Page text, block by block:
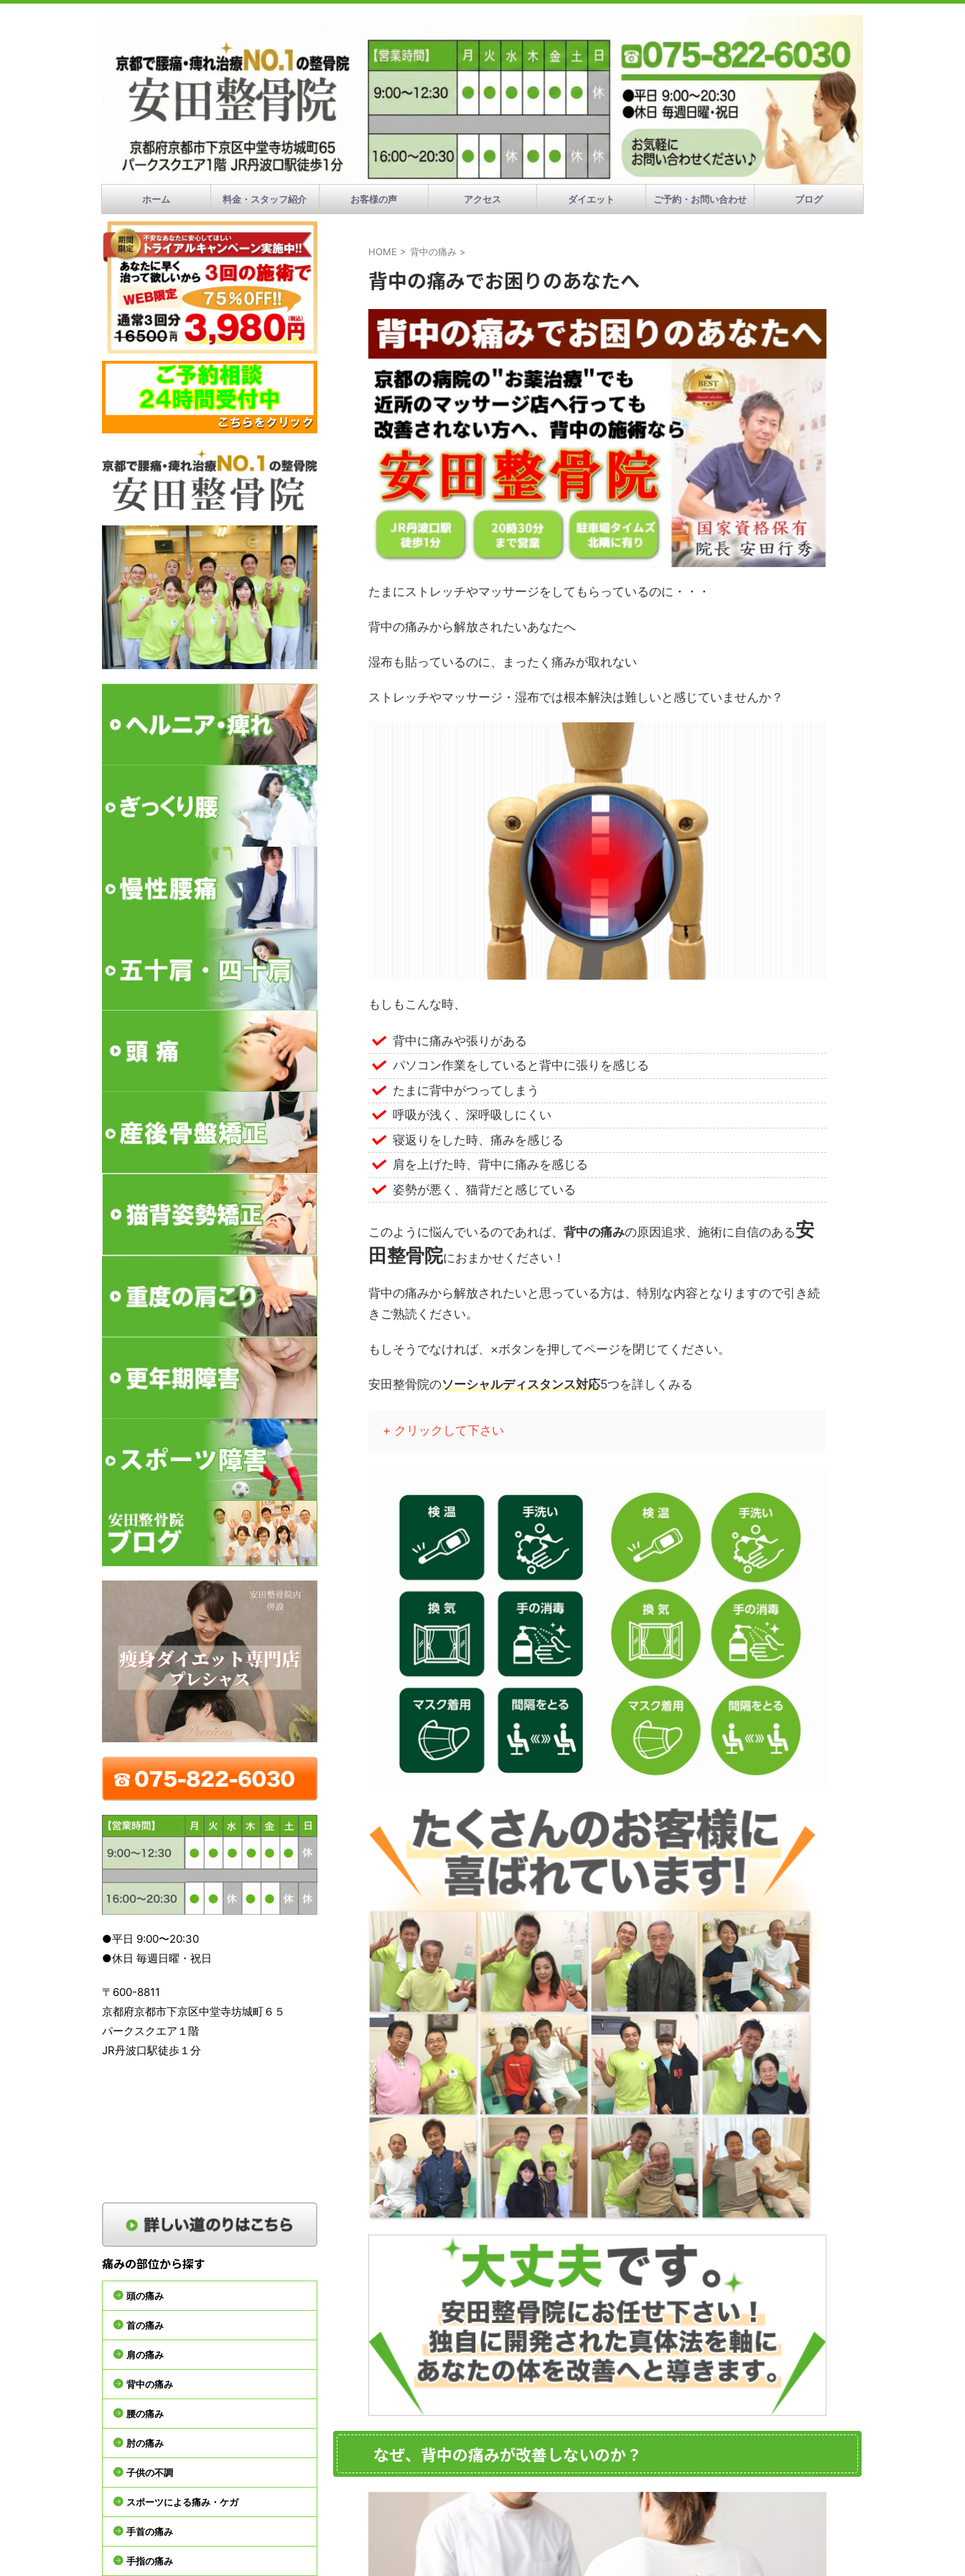
ホーム 料金・スタッフ紹介 お客様の声 アクセス ダイエット ご予約・お問い合わせ ブログ
HOME > 背中の痛み >
背中の痛みでお困りのあなたへ
たまにストレッチやマッサージをしてもらっているのに・・・
背中の痛みから解放されたいあなたへ
湿布も貼っているのに、まったく痛みが取れない
ストレッチやマッサージ・湿布では根本解決は難しいと感じていませんか？
もしもこんな時、
背中に痛みや張りがある
パソコン作業をしていると背中に張りを感じる
たまに背中がつってしまう
呼吸が浅く、深呼吸しにくい
寝返りをした時、痛みを感じる
肩を上げた時、背中に痛みを感じる
姿勢が悪く、猫背だと感じている
このように悩んでいるのであれば、 背中の痛みの原因追求、施術に自信のある安
田整骨院におまかせください！
背中の痛みから解放されたいと思っている方は、特別な内容となりますので引き続
きご熟読ください。
もしそうでなければ、×ボタンを押してページを閉じてください。
安田整骨院のソーシャルディスタンス対応5つを詳しくみる
+ クリックして下さい
なぜ、背中の痛みが改善しないのか？
●平日 9:00〜20:30
●休日 毎週日曜・祝日
〒600-8811
京都府京都市下京区中堂寺坊城町６５
パークスクエア１階
JR丹波口駅徒歩１分
痛みの部位から探す
頭の痛み
首の痛み
肩の痛み
背中の痛み
腰の痛み
肘の痛み
子供の不調
スポーツによる痛み・ケガ
手首の痛み
手指の痛み